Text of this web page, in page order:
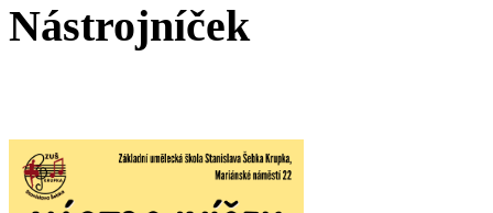
Nástrojníček